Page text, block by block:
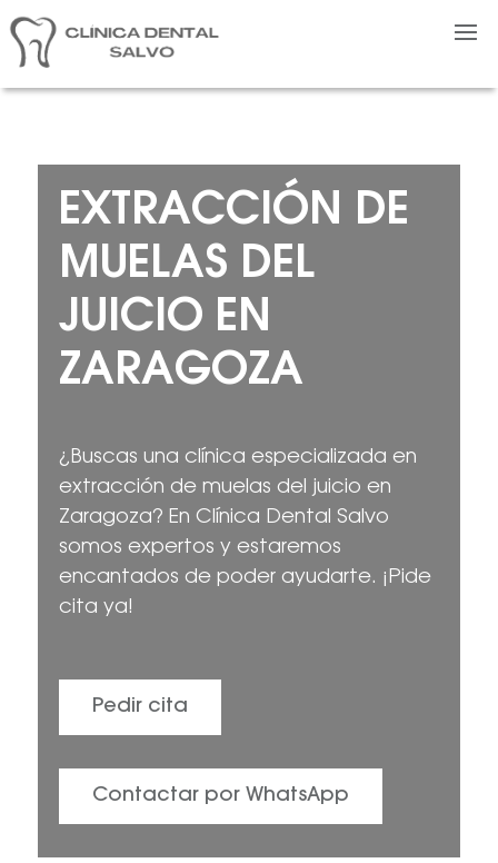
EXTRACCIÓN DE
MUELAS DEL
JUICIO EN
ZARAGOZA
¿Buscas una clínica especializada en
extracción de muelas del juicio en
Zaragoza? En Clínica Dental Salvo
somos expertos y estaremos
encantados de poder ayudarte. ¡Pide
cita ya!
Pedir cita
Contactar por WhatsApp